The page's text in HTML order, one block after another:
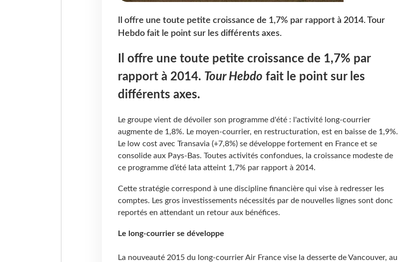
Il offre une toute petite croissance de 1,7% par rapport à 2014. Tour
Hebdo fait le point sur les différents axes.
Il offre une toute petite croissance de 1,7% par
rapport à 2014. Tour Hebdo fait le point sur les
différents axes.
Le groupe vient de dévoiler son programme d'été : l'activité long-courrier
augmente de 1,8%. Le moyen-courrier, en restructuration, est en baisse de 1,9%.
Le low cost avec Transavia (+7,8%) se développe fortement en France et se
consolide aux Pays-Bas. Toutes activités confondues, la croissance modeste de
ce programme d’été Iata atteint 1,7% par rapport à 2014.
Cette stratégie correspond à une discipline financière qui vise à redresser les
comptes. Les gros investissements nécessités par de nouvelles lignes sont donc
reportés en attendant un retour aux bénéfices.
Le long-courrier se développe
La nouveauté 2015 du long-courrier Air France vise la desserte de Vancouver, au